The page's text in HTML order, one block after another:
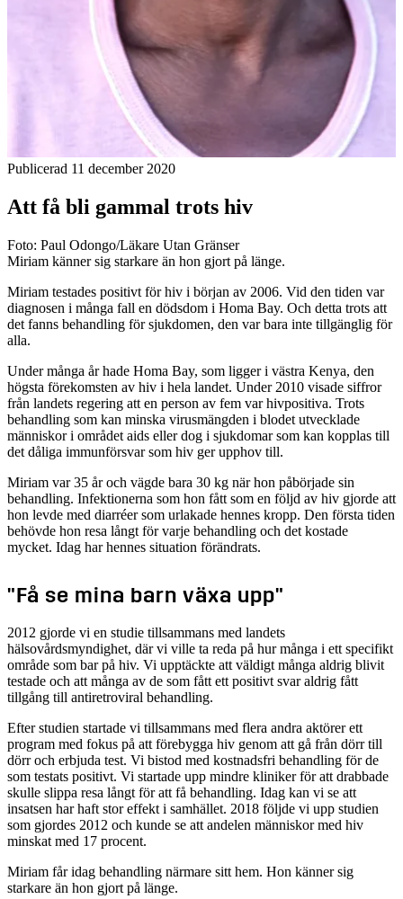
Publicerad 11 december 2020
Att få bli gammal trots hiv
Foto: Paul Odongo/Läkare Utan Gränser
Miriam känner sig starkare än hon gjort på länge.
Miriam testades positivt för hiv i början av 2006. Vid den tiden var
diagnosen i många fall en dödsdom i Homa Bay. Och detta trots att
det fanns behandling för sjukdomen, den var bara inte tillgänglig för
alla.
Under många år hade Homa Bay, som ligger i västra Kenya, den
högsta förekomsten av hiv i hela landet. Under 2010 visade siffror
från landets regering att en person av fem var hivpositiva. Trots
behandling som kan minska virusmängden i blodet utvecklade
människor i området aids eller dog i sjukdomar som kan kopplas till
det dåliga immunförsvar som hiv ger upphov till.
Miriam var 35 år och vägde bara 30 kg när hon påbörjade sin
behandling. Infektionerna som hon fått som en följd av hiv gjorde att
hon levde med diarréer som urlakade hennes kropp. Den första tiden
behövde hon resa långt för varje behandling och det kostade
mycket. Idag har hennes situation förändrats.
"Få se mina barn växa upp"
2012 gjorde vi en studie tillsammans med landets
hälsovårdsmyndighet, där vi ville ta reda på hur många i ett specifikt
område som bar på hiv. Vi upptäckte att väldigt många aldrig blivit
testade och att många av de som fått ett positivt svar aldrig fått
tillgång till antiretroviral behandling.
Efter studien startade vi tillsammans med flera andra aktörer ett
program med fokus på att förebygga hiv genom att gå från dörr till
dörr och erbjuda test. Vi bistod med kostnadsfri behandling för de
som testats positivt. Vi startade upp mindre kliniker för att drabbade
skulle slippa resa långt för att få behandling. Idag kan vi se att
insatsen har haft stor effekt i samhället. 2018 följde vi upp studien
som gjordes 2012 och kunde se att andelen människor med hiv
minskat med 17 procent.
Miriam får idag behandling närmare sitt hem. Hon känner sig
starkare än hon gjort på länge.